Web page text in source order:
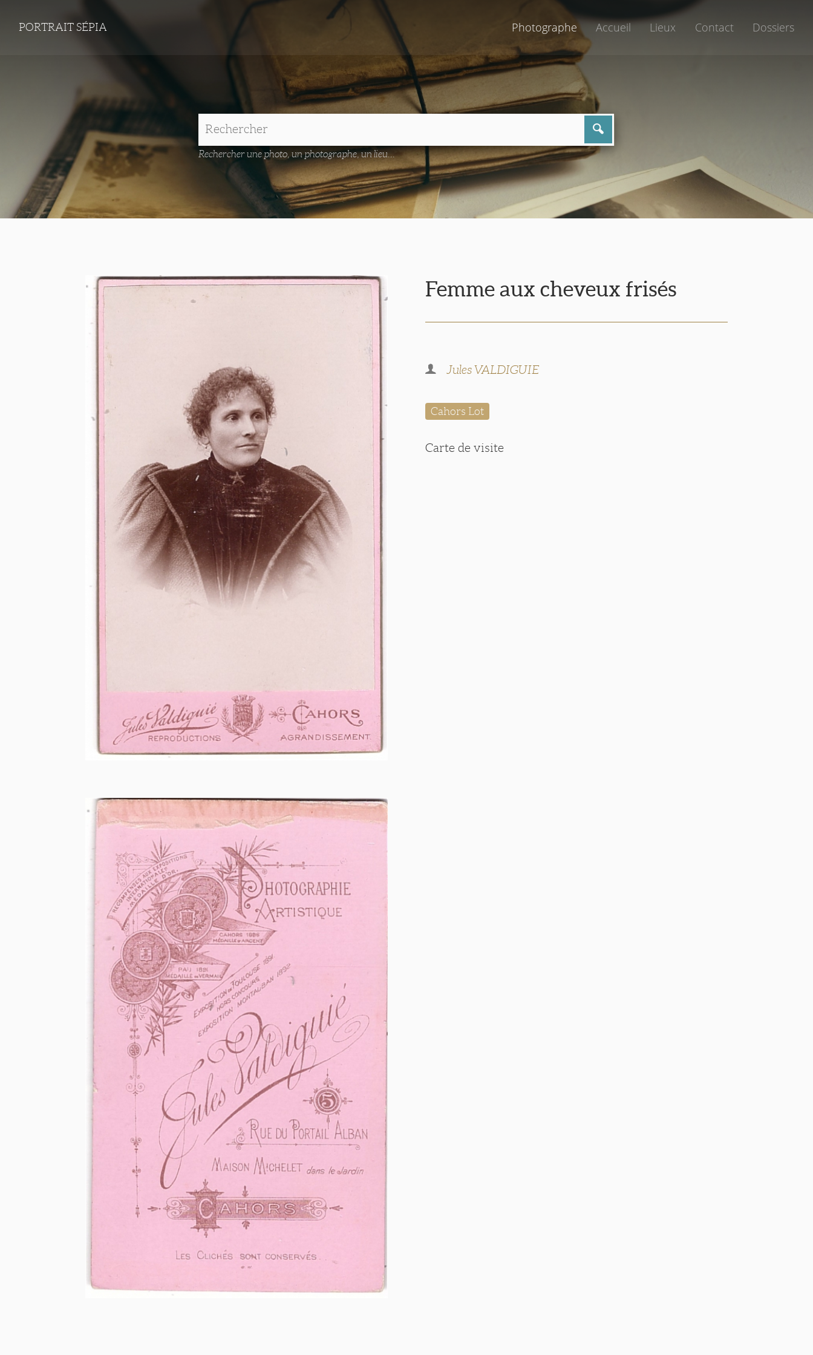
PORTRAIT SÉPIA Photographe Accueil Lieux Contact Dossiers
Rechercher une photo, un photographe, un lieu...
Femme aux cheveux frisés
Jules VALDIGUIE
Cahors Lot
Carte de visite